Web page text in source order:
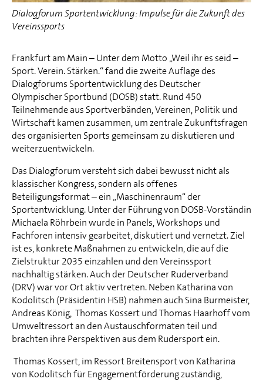
Dialogforum Sportentwicklung: Impulse für die Zukunft des
Vereinssports
Frankfurt am Main – Unter dem Motto „Weil ihr es seid –
Sport. Verein. Stärken.“ fand die zweite Auflage des
Dialogforums Sportentwicklung des Deutscher
Olympischer Sportbund (DOSB) statt. Rund 450
Teilnehmende aus Sportverbänden, Vereinen, Politik und
Wirtschaft kamen zusammen, um zentrale Zukunftsfragen
des organisierten Sports gemeinsam zu diskutieren und
weiterzuentwickeln.
Das Dialogforum versteht sich dabei bewusst nicht als
klassischer Kongress, sondern als offenes
Beteiligungsformat – ein „Maschinenraum“ der
Sportentwicklung. Unter der Führung von DOSB-Vorständin
Michaela Röhrbein wurde in Panels, Workshops und
Fachforen intensiv gearbeitet, diskutiert und vernetzt. Ziel
ist es, konkrete Maßnahmen zu entwickeln, die auf die
Zielstruktur 2035 einzahlen und den Vereinssport
nachhaltig stärken. Auch der Deutscher Ruderverband
(DRV) war vor Ort aktiv vertreten. Neben Katharina von
Kodolitsch (Präsidentin HSB) nahmen auch Sina Burmeister,
Andreas König, Thomas Kossert und Thomas Haarhoff vom
Umweltressort an den Austauschformaten teil und
brachten ihre Perspektiven aus dem Rudersport ein.
Thomas Kossert, im Ressort Breitensport von Katharina
von Kodolitsch für Engagementförderung zuständig,